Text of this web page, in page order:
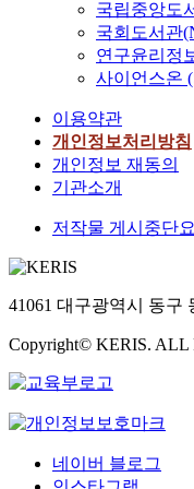
국립중앙도
국회도서관
연구윤리정
사이언스온
이용약관
개인정보처리방침
개인정보 재동의
기관소개
저작물 게시중단
41061 대구광역시 동구
Copyright© KERIS. ALL
네이버 블로그